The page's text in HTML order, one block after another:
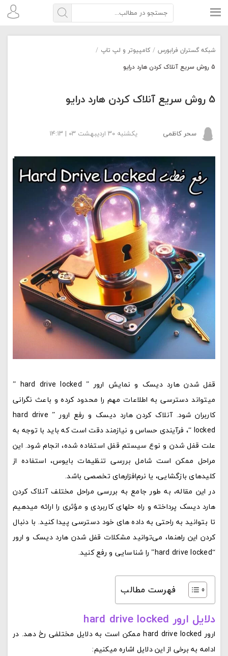
شبکه گستران فرابورس / کامپیوتر و لپ تاپ /
5 روش سریع آنلاک کردن هارد درایو
5 روش سریع آنلاک کردن هارد درایو
سحر کاظمی یکشنبه ۳۰ اردیبهشت ۰۳ | ۱۴:۱۳
قفل شدن هارد دیسک و نمایش ارور ” hard drive locked ”
میتواند دسترسی به اطلاعات مهم را محدود کرده و باعث نگرانی
کاربران شود. آنلاک کردن هارد دیسک و رفع ارور ” hard drive
locked “، فرآیندی حساس و نیازمند دقت است که باید با توجه به
علت قفل شدن و نوع سیستم قفل استفاده شده، انجام شود. این
مراحل ممکن است شامل بررسی تنظیمات بایوس، استفاده از
کلیدهای بازگشایی، یا نرم‌افزارهای تخصصی باشد.
در این مقاله، به طور جامع به بررسی مراحل مختلف آنلاک کردن
هارد دیسک پرداخته و راه‌ حلهای کاربردی و مؤثری را ارائه میدهیم
تا بتوانید به راحتی به داده‌ های خود دسترسی پیدا کنید. با دنبال
کردن این راهنما، می‌توانید مشکلات قفل شدن هارد دیسک و ارور
“hard drive locked” را شناسایی و رفع کنید.
فهرست مطالب
دلایل ارور hard drive locked
ارور hard drive locked ممکن است به دلایل مختلفی رخ دهد. در
ادامه به برخی از این دلایل اشاره میکنیم: